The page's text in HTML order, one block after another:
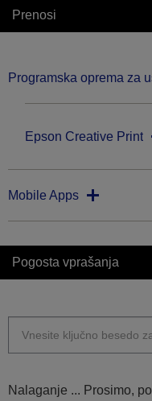
Prenosi
Programska oprema za
Epson Creative Print
Mobile Apps
Pogosta vprašanja
Nalaganje ... Prosimo,